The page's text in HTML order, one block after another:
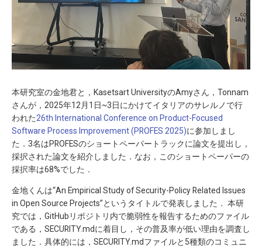
本研究室の金地君と，Kasetsart UniversityのAmyさん，Tonnam
さんが，2025年12月1日~3日にかけてイタリアのサレルノで行
われた26th International Conference on Product-Focused
Software Process Improvement (PROFES 2025)に参加しまし
た．3名はPROFESのショートペーパートラックに論文を提出し，
採択された論文を紹介しました．なお，このショートペーパーの
採択率は68%でした．
金地くんは“An Empirical Study of Security-Policy Related Issues
in Open Source Projects”というタイトルで発表しました． 本研
究では，GitHubリポジトリ内で脆弱性を報告するためのファイル
である，SECURITY.mdに着目し，その普及率が低い理由を調査し
ました．具体的には，SECURITY.mdファイルと5種類のコミュニ